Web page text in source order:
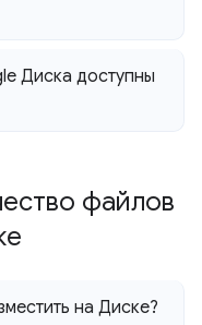
Диска доступны
файлов
на Диске?